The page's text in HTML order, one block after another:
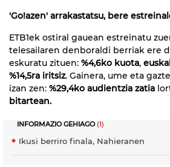
'Go!azen' arrakastatsu, bere
ETB1ek ostiral gauean estreinatu
telesailaren denboraldi berriak ere
eskuratu zituen: %4,6ko kuota,
%14,5ra iritsiz. Gainera, ume eta
izan zen: %29,4ko audientzia zatia
bitartean.
INFORMAZIO GEHIAGO(1)
Ikusi berriro finala, Nahieranen